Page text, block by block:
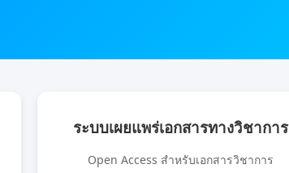
ระบบเผยแพร่เอกสารทางวิชาการ
Open Access สำหรับเอกสารวิชาการ